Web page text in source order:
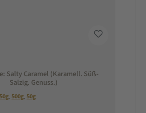
Salty Caramel (Karamell. Süß-
Salzig. Genuss.)
, 500g, 50g